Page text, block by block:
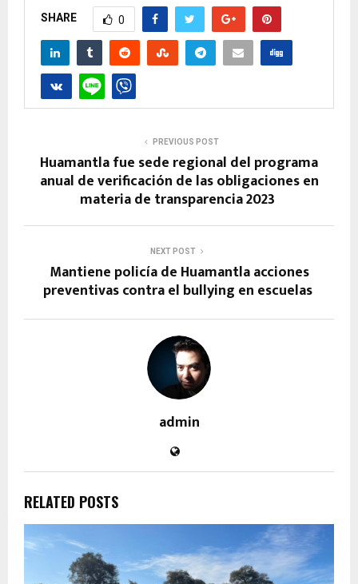
SHARE 0
PREVIOUS POST
Huamantla fue sede regional del programa
anual de verificación de las obligaciones en
materia de transparencia 2023
NEXT POST
Mantiene policía de Huamantla acciones
preventivas contra el bullying en escuelas
admin
RELATED POSTS